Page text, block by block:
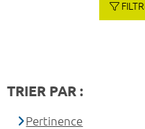
TRIER PAR :
Pertinence